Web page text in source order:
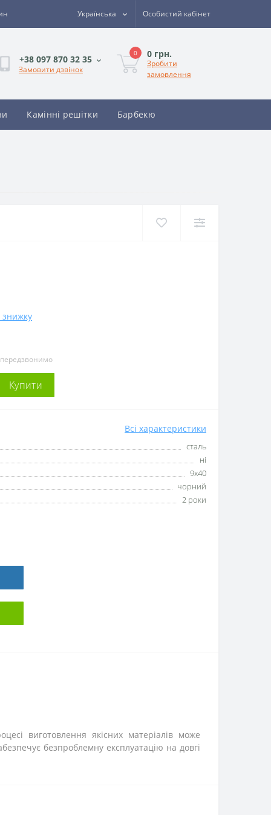
Українська Особистий кабінет
+38 097 870 32 35
Замовити дзвінок
0 0 грн.
Зробити
замовлення
Камінні решітки Барбекю
Купити
Всі характеристики
сталь
ні
9х40
чорний
2 роки
виготовлення якісних матеріалів може
безпроблемну експлуатацію на довгі